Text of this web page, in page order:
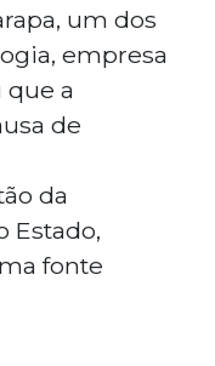
um dos
empresa
a
de
da
Estado,
fonte